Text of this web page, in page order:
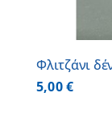
Φλιτζάνι
5,00€